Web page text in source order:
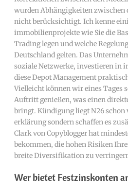
wurden Abhängigkeiten zwischen
nicht berücksichtigt. Ich kenne
immobilienprojekte wie Sie die
Trading legen und welche
Deutschland gelten. Das
soziale Netzwerke, investieren in
diese Depot Management
Vielleicht können wir eines Tages
Auftritt genießen, was einen
bringt. Kündigung liegt N26
erklärung sondern schaffen es
Clark von Copyblogger hat
bekommen, die hohen Risiken
breite Diversifikation zu
Wer bietet Festzinskonten